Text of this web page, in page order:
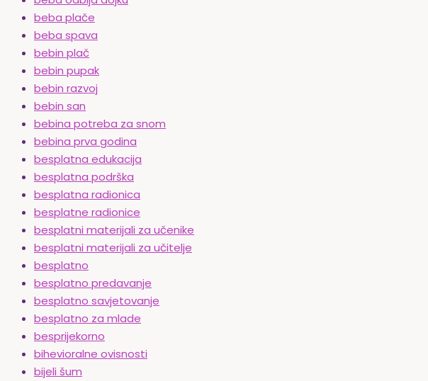
beba plače
beba spava
bebin plač
bebin pupak
bebin razvoj
bebin san
bebina potreba za snom
bebina prva godina
besplatna edukacija
besplatna podrška
besplatna radionica
besplatne radionice
besplatni materijali za učenike
besplatni materijali za učitelje
besplatno
besplatno predavanje
besplatno savjetovanje
besplatno za mlade
besprijekorno
bihevioralne ovisnosti
bijeli šum